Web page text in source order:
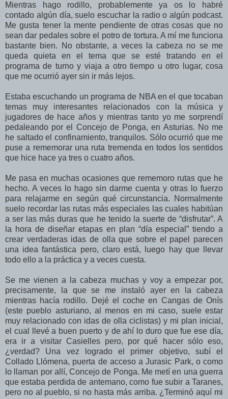
Mientras hago rodillo, probablemente ya os lo habré
contado algún día, suelo escuchar la radio o algún podcast.
Me gusta tener la mente pendiente de otras cosas que no
sean dar pedales sobre el potro de tortura. A mí me funciona
bastante bien. No obstante, a veces la cabeza no se me
queda quieta en el tema que se esté tratando en el
programa de turno y viaja a otro tiempo u otro lugar, cosa
que me ocurrió ayer sin ir más lejos.
Estaba escuchando un programa de NBA en el que tocaban
temas muy interesantes relacionados con la música y
jugadores de hace años y mientras tanto yo me sorprendí
pedaleando por el Concejo de Ponga, en Asturias. No me
he saltado el confinamiento, tranquilos. Sólo ocurrió que me
puse a rememorar una ruta tremenda en todos los sentidos
que hice hace ya tres o cuatro años.
Me pasa en muchas ocasiones que rememoro rutas que he
hecho. A veces lo hago sin darme cuenta y otras lo fuerzo
para relajarme en según qué circunstancia. Normalmente
suelo recordar las rutas más especiales las cuales habitúan
a ser las más duras que he tenido la suerte de “disfrutar”. A
la hora de diseñar etapas en plan “día especial” tiendo a
crear verdaderas idas de olla que sobre el papel parecen
una idea fantástica pero, claro está, luego hay que llevar
todo ello a la práctica y a veces cuesta.
Se me vienen a la cabeza muchas y voy a empezar por,
precisamente, la que se me instaló ayer en la cabeza
mientras hacía rodillo. Dejé el coche en Cangas de Onís
(este pueblo asturiano, al menos en mi caso, suele estar
muy relacionado con idas de olla ciclistas) y mi plan inicial,
el cual llevé a buen puerto y de ahí lo duro que fue ese día,
era ir a visitar Casielles pero, por qué hacer sólo eso,
¿verdad? Una vez logrado el primer objetivo, subí el
Collado Llómena, puerta de acceso a Jurasic Park, o como
lo llaman por allí, Concejo de Ponga. Me metí en una guerra
que estaba perdida de antemano, como fue subir a Taranes,
pero no al pueblo, si no hasta más arriba. ¿Terminó aquí mi